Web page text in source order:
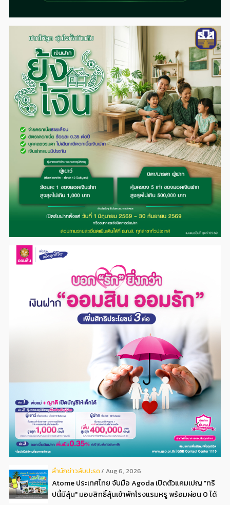
สํานักข่าวสับปะรด Aug 6, 2026
Atome ประเทศไทย จับมือ Agoda เปิดตัวแคมเปญ "ทริ
ปนี้มีลุ้น" มอบสิทธิ์ลุ้นเข้าพักโรงแรมหรู พร้อมผ่อน 0 ได้